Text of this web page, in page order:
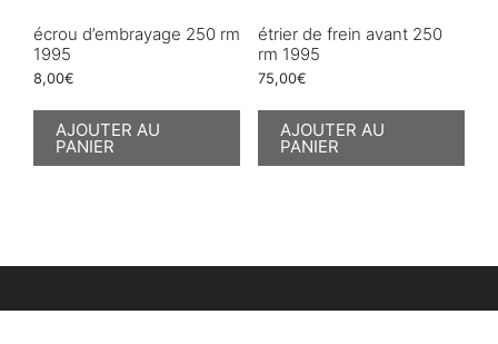
écrou d’embrayage 250 rm
1995
8,00€
AJOUTER AU
PANIER
étrier de frein avant 250
rm 1995
75,00€
AJOUTER AU
PANIER